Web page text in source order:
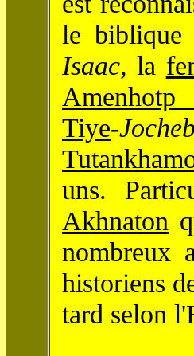
le biblique
Isaac, la
Tiye-
uns.
Akhnaton
nombreux
historiens
tard selon